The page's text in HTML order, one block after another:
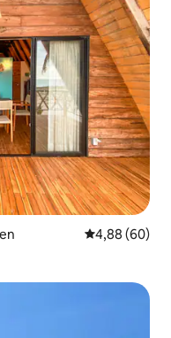
Gemiddelde
4,88 (60)